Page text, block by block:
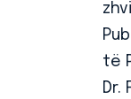
të
Dr.